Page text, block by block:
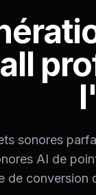
sonores
AI de
de conversion